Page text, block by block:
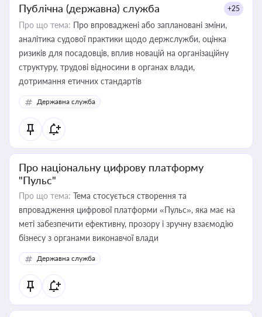
Публічна (державна) служба +25
Про що тема: Про впроваджені або заплановані зміни,
аналітика судової практики щодо держслужби, оцінка
ризиків для посадовців, вплив новацій на організаційну
структуру, трудові відносини в органах влади,
дотримання етичних стандартів
Державна служба
Про національну цифрову платформу
"Пульс"
Про що тема: Тема стосується створення та
впровадження цифрової платформи «Пульс», яка має на
меті забезпечити ефективну, прозору і зручну взаємодію
бізнесу з органами виконавчої влади
Державна служба